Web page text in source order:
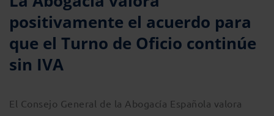
positivamente el acuerdo para
que el Turno de Oficio continúe
sin IVA
El Consejo General de la Abogacía Española valora